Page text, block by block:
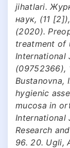
jihatlari.
наук, (11
(2020).
treatment of
International
(09752366),
Bustanovna,
hygienic
mucosa in
International
Research
96. 20. Ugli,